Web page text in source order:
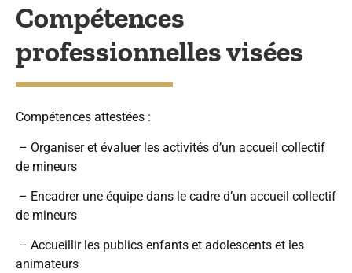
Compétences
professionnelles visées
Compétences attestées :
– Organiser et évaluer les activités d’un accueil collectif
de mineurs
– Encadrer une équipe dans le cadre d’un accueil collectif
de mineurs
– Accueillir les publics enfants et adolescents et les
animateurs